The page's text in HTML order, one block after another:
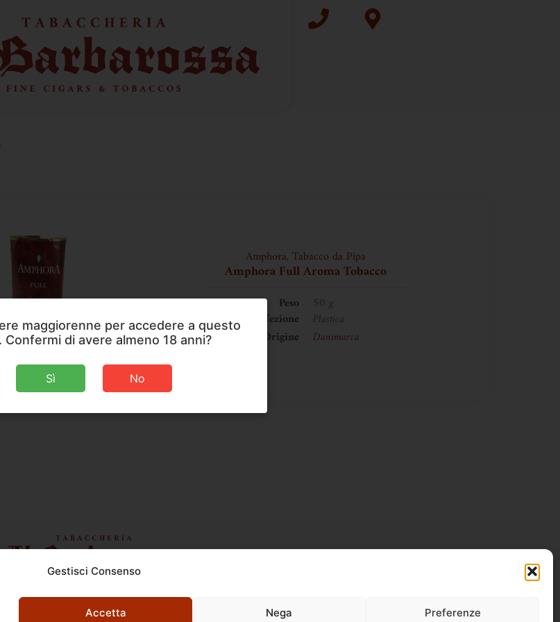
Gestisci Consenso
Accetta Nega Preferenze
Amphora, Tabacco da Pipa
Amphora Full Aroma Tobacco
Peso
50 g
Confezione
Plastica
Origine
Danimarca
C.so E. Archinti, 1 - 26900 Lodi
P.Iva 09159210963
maggiorenne per accedere a questo
Confermi di avere almeno 18 anni?
Sì No